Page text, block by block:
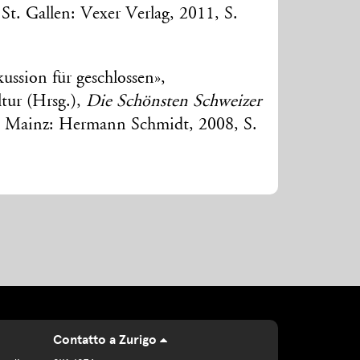
Gallen: Vexer Verlag, 2011, S.
für geschlossen»,
(Hrsg.), Die Schönsten Schweizer
Mainz: Hermann Schmidt, 2008, S.
Contatto a Zurigo